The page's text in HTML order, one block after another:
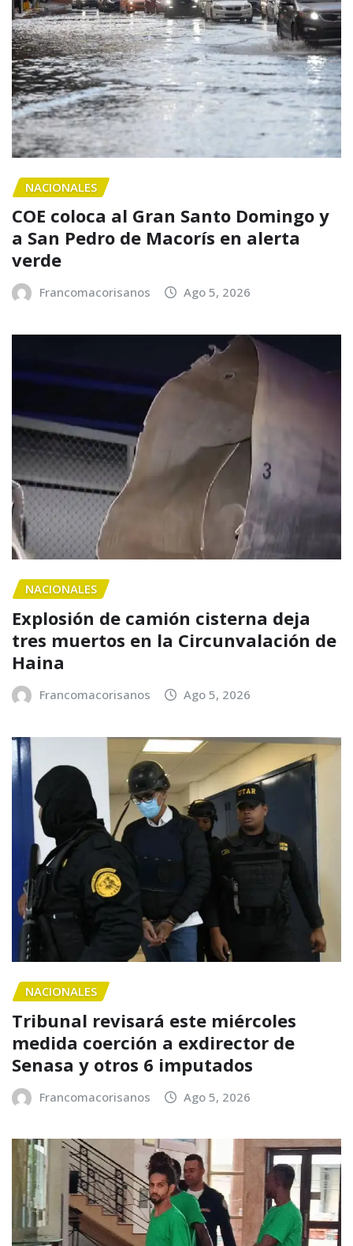
NACIONALES
COE coloca al Gran Santo Domingo y
a San Pedro de Macorís en alerta
verde
Francomacorisanos Ago 5, 2026
NACIONALES
Explosión de camión cisterna deja
tres muertos en la Circunvalación de
Haina
Francomacorisanos Ago 5, 2026
NACIONALES
Tribunal revisará este miércoles
medida coerción a exdirector de
Senasa y otros 6 imputados
Francomacorisanos Ago 5, 2026